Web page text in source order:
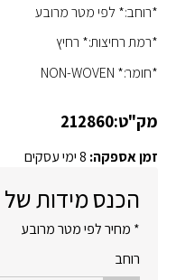
*רוחב:* לפי מטר מרובע
*רמת רחיצות:* רחיץ
*חומר:* NON-WOVEN
מק"ט:212860
זמן אספקה: 8 ימי עסקים
הכנס מידות של
* מחיר לפי מטר מרובע
רוחב